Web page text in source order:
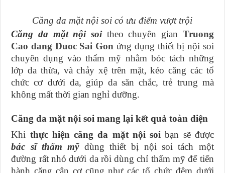
Căng da mặt nội soi có ưu điểm vượt trội
Căng da mặt nội soitheo chuyên gian Truong
Cao dang Duoc Sai Gon ứng dụng thiết bị nội soi
chuyên dụng vào thẩm mỹ nhằm bóc tách những
lớp da thừa, và chảy xệ trên mặt, kéo căng các tổ
chức cơ dưới da, giúp da săn chắc, trẻ trung mà
không mất thời gian nghỉ dưỡng.
Căng da mặt nội soi mang lại kết quả toàn diện
Khi thực hiện căng da mặt nội soi bạn sẽ được
bác sĩ thẩm mỹdùng thiết bị nội soi tách một
đường rất nhỏ dưới da rồi dùng chỉ thẩm mỹ để tiến
hành căng cân cơ cũng như các tổ chức đệm dưới